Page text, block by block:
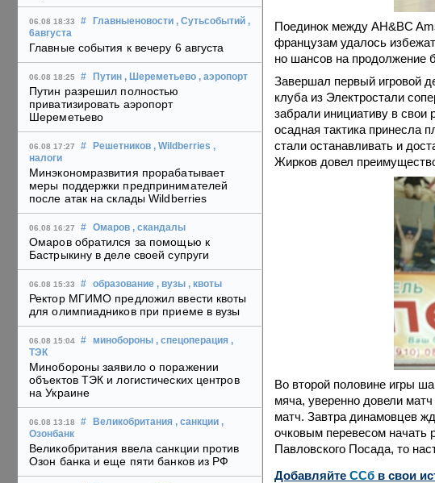
06.08 18:33 # Главныеновости , Сутьсобытий ,
6августа
Главные события к вечеру 6 августа
06.08 18:25 # Путин , Шереметьево , аэропорт
Путин разрешил полностью
приватизировать аэропорт
Шереметьево
06.08 17:27 # Решетников , Wildberries ,
налоги
Минэкономразвития прорабатывает
меры поддержки предпринимателей
после атак на склады Wildberries
06.08 16:27 # Омаров , скандалы
Омаров обратился за помощью к
Бастрыкину в деле своей супруги
06.08 15:33 # образование , вузы , квоты
Ректор МГИМО предложил ввести квоты
для олимпиадников при приеме в вузы
06.08 15:04 # минобороны , спецоперация ,
ТЭК
Минобороны заявило о поражении
объектов ТЭК и логистических центров
на Украине
06.08 13:18 # Великобритания , санкции ,
Озонбанк
Великобритания ввела санкции против
Озон банка и еще пяти банков из РФ
Поединок между AH&BC
французам удалось
но шансов на продолжение
Завершал первый игровой
клуба из Электростали
забрали инициативу в свои
осадная тактика принесла
стали останавливать и
Жирков довел
Во второй половине игры
мяча, уверенно довели
матч. Завтра динамовцев
очковым перевесом начать
Павловского Посада, то
Добавляйте CСб в свои